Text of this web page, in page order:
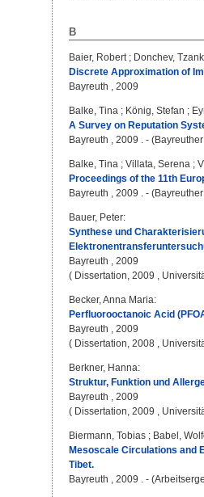
B
Baier, Robert; Donchev,
Discrete Approximation of
Bayreuth , 2009
Balke, Tina ; König, Stefan ;
A Survey on Reputation
Bayreuth , 2009 . -
Balke, Tina ; Villata, Serena ;
Proceedings of the 11th
Bayreuth , 2009 . -
Bauer, Peter:
Synthese und
Bayreuth , 2009
( Dissertation, 2009 ,
Becker, Anna Maria:
Perfluorooctanoic Acid
Bayreuth , 2009
( Dissertation, 2008 ,
Berkner, Hanna:
Struktur, Funktion und
Bayreuth , 2009
( Dissertation, 2009 ,
Biermann, Tobias ; Babel,
Mesoscale Circulations and
Tibet.
Bayreuth , 2009 . -